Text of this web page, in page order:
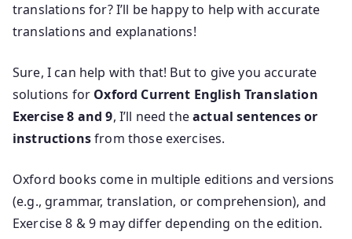
translations for? I’ll be happy to help with accurate
translations and explanations!
Sure, I can help with that! But to give you accurate
solutions for Oxford Current English Translation
Exercise 8 and 9, I’ll need theactual sentences or
instructionsfrom those exercises.
Oxford books come in multiple editions and versions
(e.g., grammar, translation, or comprehension), and
Exercise 8 & 9 may differ depending on the edition.